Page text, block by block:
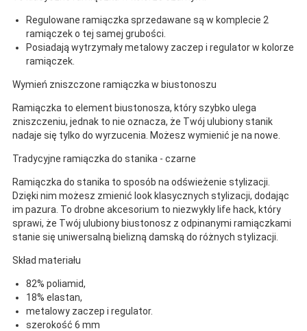
Regulowane ramiączka sprzedawane są w komplecie 2
ramiączek o tej samej grubości.
Posiadają wytrzymały metalowy zaczep i regulator w kolorze
ramiączek.
Wymień zniszczone ramiączka w biustonoszu
Ramiączka to element biustonosza, który szybko ulega
zniszczeniu, jednak to nie oznacza, że Twój ulubiony stanik
nadaje się tylko do wyrzucenia. Możesz wymienić je na nowe.
Tradycyjne ramiączka do stanika - czarne
Ramiączka do stanika to sposób na odświeżenie stylizacji.
Dzięki nim możesz zmienić look klasycznych stylizacji, dodając
im pazura. To drobne akcesorium to niezwykły life hack, który
sprawi, że Twój ulubiony biustonosz z odpinanymi ramiączkami
stanie się uniwersalną bielizną damską do różnych stylizacji.
Skład materiału
82% poliamid,
18% elastan,
metalowy zaczep i regulator.
szerokość 6 mm